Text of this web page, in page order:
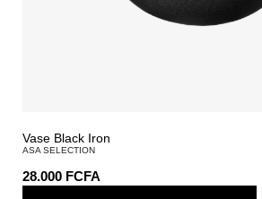
Vase Black Iron
ASA SELECTION
28.000 FCFA